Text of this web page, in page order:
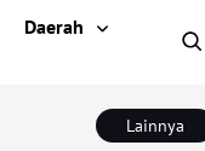
Daerah
Lainnya